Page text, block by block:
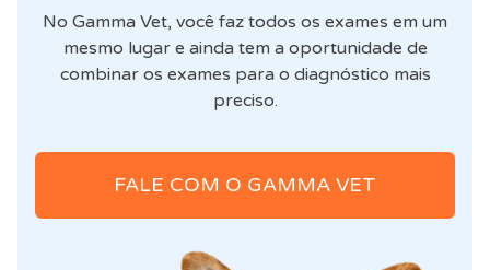
No Gamma Vet, você faz todos os exames em um
mesmo lugar e ainda tem a oportunidade de
combinar os exames para o diagnóstico mais
preciso.
FALE COM O GAMMA VET